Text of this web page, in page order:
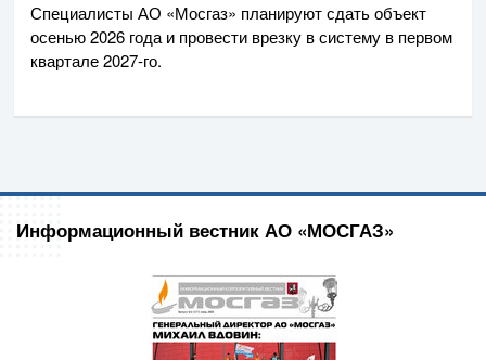
Специалисты АО «Мосгаз» планируют сдать объект
осенью 2026 года и провести врезку в систему в первом
квартале2027-го.
Информационный вестник АО «МОСГАЗ»